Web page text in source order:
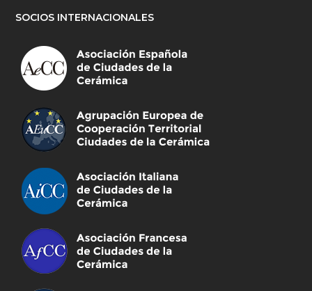
SOCIOS INTERNACIONALES